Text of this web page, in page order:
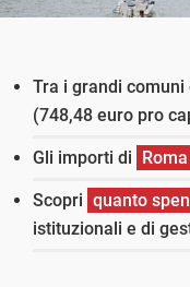
Tra i grandi comuni
(748,48 euro pro
Gli importi di Roma
Scopri quanto
istituzionali e di